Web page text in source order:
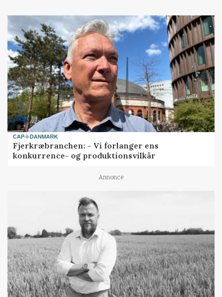
CAP-I-DANMARK
Fjerkræbranchen: - Vi forlanger ens
konkurrence- og produktionsvilkår
Annonce